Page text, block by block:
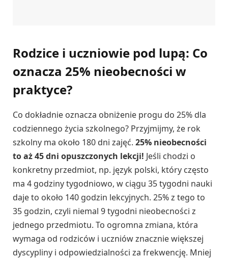
Rodzice i uczniowie pod lupą: Co
oznacza 25% nieobecności w
praktyce?
Co dokładnie oznacza obniżenie progu do 25% dla
codziennego życia szkolnego? Przyjmijmy, że rok
szkolny ma około 180 dni zajęć. 25% nieobecności
to aż 45 dni opuszczonych lekcji! Jeśli chodzi o
konkretny przedmiot, np. język polski, który często
ma 4 godziny tygodniowo, w ciągu 35 tygodni nauki
daje to około 140 godzin lekcyjnych. 25% z tego to
35 godzin, czyli niemal 9 tygodni nieobecności z
jednego przedmiotu. To ogromna zmiana, która
wymaga od rodziców i uczniów znacznie większej
dyscypliny i odpowiedzialności za frekwencję. Mniej